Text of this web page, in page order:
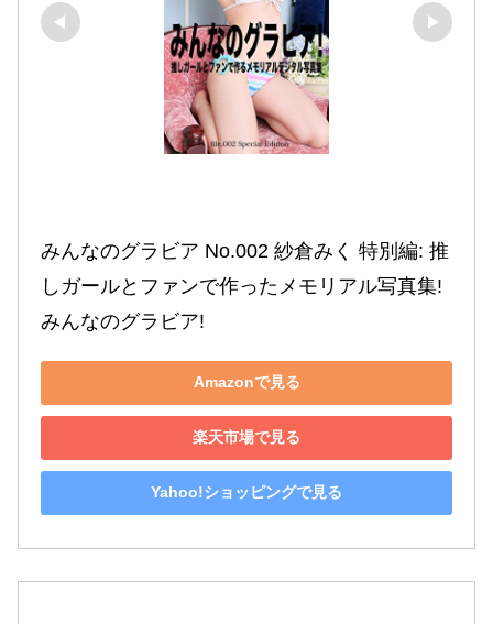
みんなのグラビア No.002 紗倉みく 特別編: 推
しガールとファンで作ったメモリアル写真集!
みんなのグラビア!
Amazonで見る
楽天市場で見る
Yahoo!ショッピングで見る